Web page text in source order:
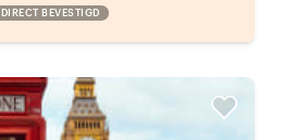
DIRECT BEVESTIGD